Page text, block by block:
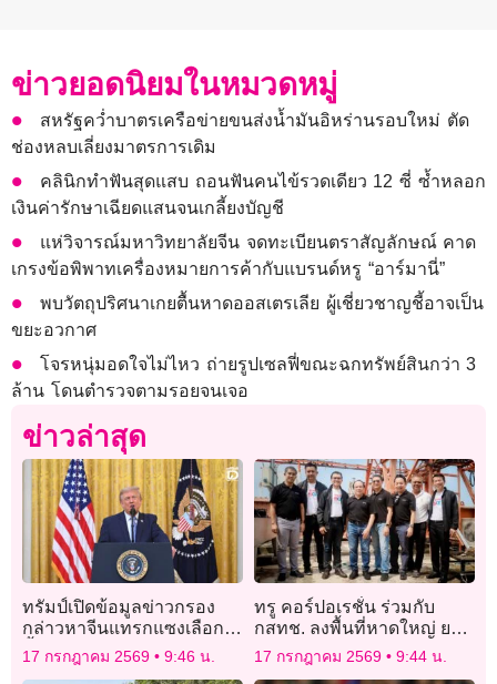
ข่าวยอดนิยมในหมวดหมู่
สหรัฐคว่ำบาตรเครือข่ายขนส่งน้ำมันอิหร่านรอบใหม่ ตัด
ช่องหลบเลี่ยงมาตรการเดิม
คลินิกทำฟันสุดแสบ ถอนฟันคนไข้รวดเดียว 12 ซี่ ซ้ำหลอก
เงินค่ารักษาเฉียดแสนจนเกลี้ยงบัญชี
แห่วิจารณ์มหาวิทยาลัยจีน จดทะเบียนตราสัญลักษณ์ คาด
เกรงข้อพิพาทเครื่องหมายการค้ากับแบรนด์หรู “อาร์มานี่”
พบวัตถุปริศนาเกยตื้นหาดออสเตรเลีย ผู้เชี่ยวชาญชี้อาจเป็น
ขยะอวกาศ
โจรหนุ่มอดใจไม่ไหว ถ่ายรูปเซลฟี่ขณะฉกทรัพย์สินกว่า 3
ล้าน โดนตำรวจตามรอยจนเจอ
ข่าวล่าสุด
ทรัมป์เปิดข้อมูลข่าวกรอง
กล่าวหาจีนแทรกแซงเลือก
ตั้งผู้นำสหรัฐปี 2563
17 กรกฎาคม 2569 9:46 น.
ทรู คอร์ปอเรชั่น ร่วมกับ
กสทช. ลงพื้นที่หาดใหญ่ ยก
ระดับความพร้อมโครงข่าย
สื่อสารรับมือภัยพิบัติ
17 กรกฎาคม 2569 9:44 น.